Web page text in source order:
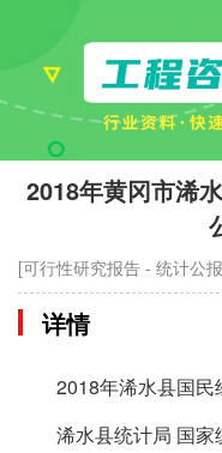
2018年黄冈市浠
[可行性研究报告 - 统计公
详情
2018年浠水县国民
浠水县统计局 国家